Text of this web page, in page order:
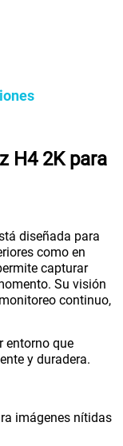
H4 2K para
diseñada para
como en
capturar
Su visión
continuo,
entorno que
y duradera.
imágenes nítidas